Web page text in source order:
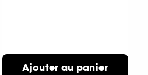
Ajouter au panier